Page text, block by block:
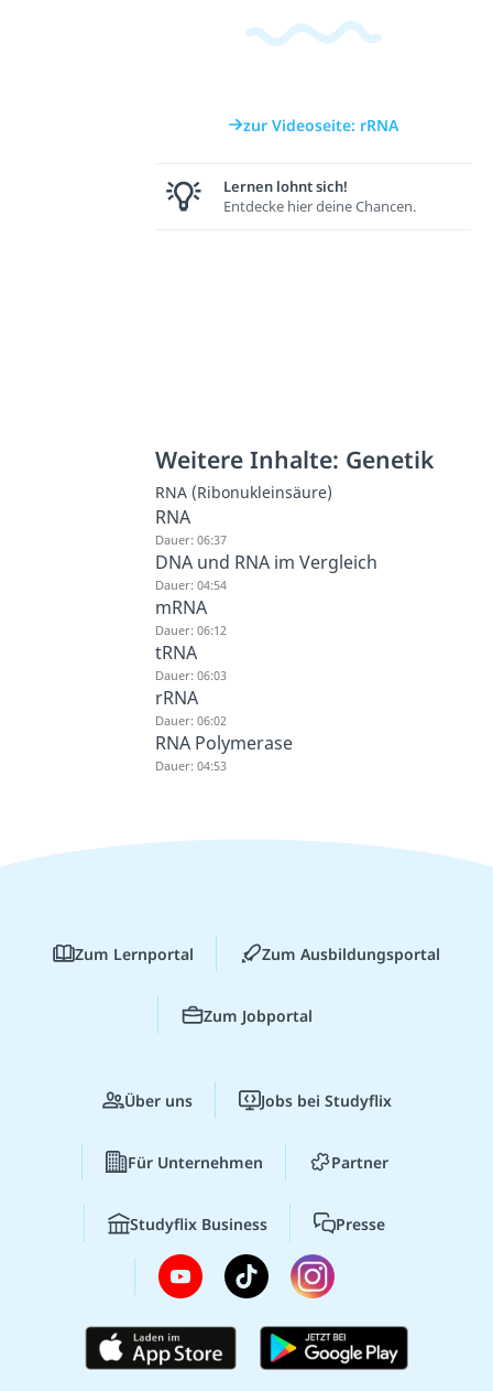
zur Videoseite: rRNA
Lernen lohnt sich!
Entdecke hier deine Chancen.
Weitere Inhalte: Genetik
RNA (Ribonukleinsäure)
RNA
Dauer: 06:37
DNA und RNA im Vergleich
Dauer: 04:54
mRNA
Dauer: 06:12
tRNA
Dauer: 06:03
rRNA
Dauer: 06:02
RNA Polymerase
Dauer: 04:53
Zum Lernportal Zum Ausbildungsportal
Zum Jobportal
Über uns Jobs bei Studyflix
Für Unternehmen Partner
Studyflix Business Presse